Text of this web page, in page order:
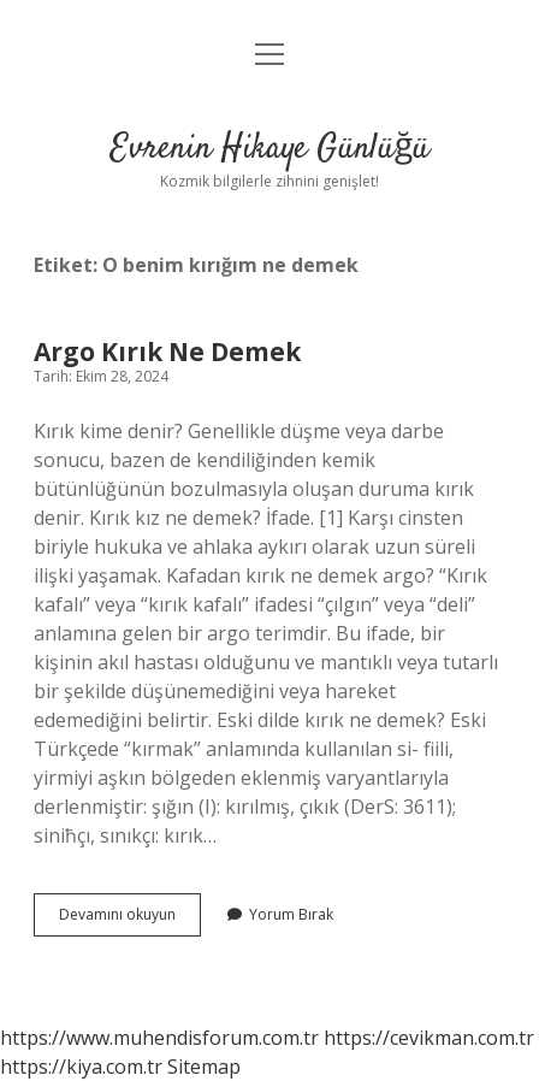
Anasayfa
Yasal Uyarı
menüyü
Evrenin Hikaye Günlüğü
Kozmik bilgilerle zihnini genişlet!
Etiket: O benim kırığım ne demek
Argo Kırık Ne Demek
Tarih: Ekim 28, 2024
Kırık kime denir? Genellikle düşme veya darbe
sonucu, bazen de kendiliğinden kemik
bütünlüğünün bozulmasıyla oluşan duruma kırık
denir. Kırık kız ne demek? İfade. [1] Karşı cinsten
biriyle hukuka ve ahlaka aykırı olarak uzun süreli
ilişki yaşamak. Kafadan kırık ne demek argo? “Kırık
kafalı” veya “kırık kafalı” ifadesi “çılgın” veya “deli”
anlamına gelen bir argo terimdir. Bu ifade, bir
kişinin akıl hastası olduğunu ve mantıklı veya tutarlı
bir şekilde düşünemediğini veya hareket
edemediğini belirtir. Eski dilde kırık ne demek? Eski
Türkçede “kırmak” anlamında kullanılan si- fiili,
yirmiyi aşkın bölgeden eklenmiş varyantlarıyla
derlenmiştir: şığın (I): kırılmış, çıkık (DerS: 3611);
siniħçı, sınıkçı: kırık…
Devamını okuyun
Kırık
Yorum Bırak
https://www.muhendisforum.com.tr https://cevikman.com.tr
https://kiya.com.trSitemap